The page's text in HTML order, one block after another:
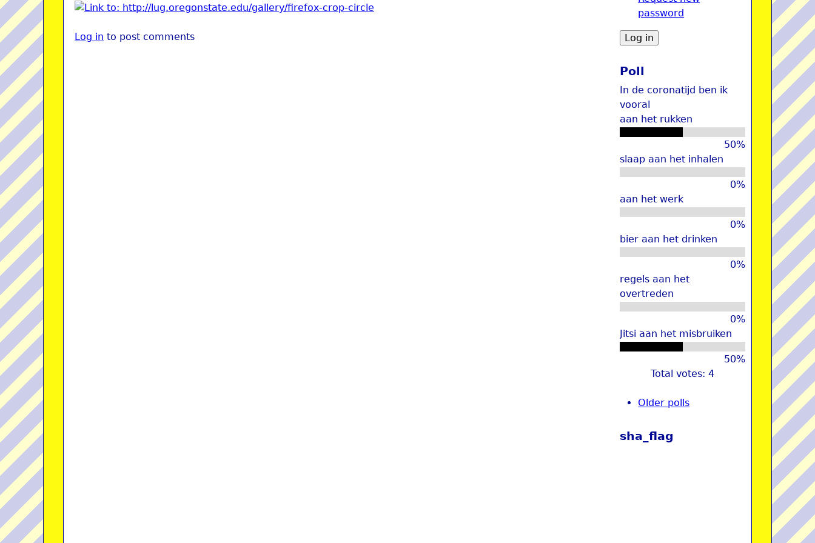
Log in to post comments
password
Poll
In de coronatijd ben ik
vooral
aan het rukken
50%
slaap aan het inhalen
0%
aan het werk
0%
bier aan het drinken
0%
regels aan het
overtreden
0%
Jitsi aan het misbruiken
50%
Total votes: 4
Older polls
sha_flag